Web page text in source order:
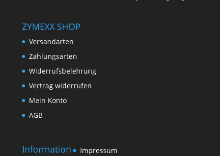
ZYMEXX SHOP
Versandarten
Zahlungsarten
Widerrufsbelehrung
Vertrag widerrufen
Mein Konto
AGB
Information
Impressum